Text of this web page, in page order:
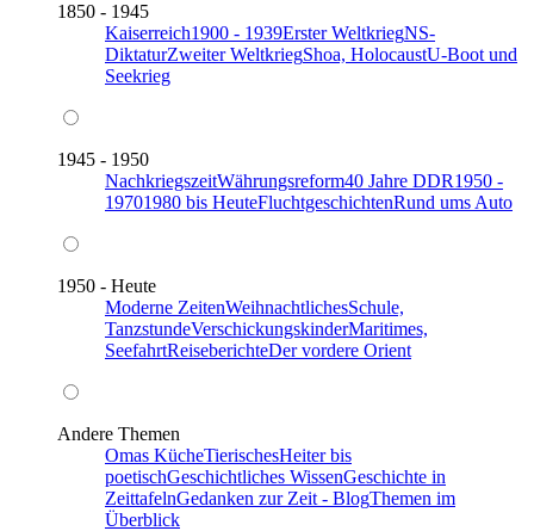
1850 - 1945
Kaiserreich1900 - 1939Erster WeltkriegNS-
DiktaturZweiter WeltkriegShoa, HolocaustU-Boot und
Seekrieg
1945 - 1950
NachkriegszeitWährungsreform40 Jahre DDR1950 -
19701980 bis HeuteFluchtgeschichtenRund ums Auto
1950 - Heute
Moderne ZeitenWeihnachtlichesSchule,
TanzstundeVerschickungskinderMaritimes,
SeefahrtReiseberichteDer vordere Orient
Andere Themen
Omas KücheTierischesHeiter bis
poetischGeschichtliches WissenGeschichte in
ZeittafelnGedanken zur Zeit - BlogThemen im
Überblick